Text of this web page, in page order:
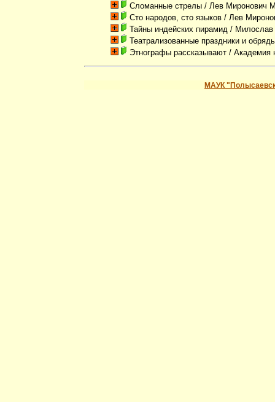
Сломанные стрелы / Лев Миронович
Сто народов, сто языков / Лев
Тайны индейских пирамид / Милослав
Театрализованные праздники и
Этнографы рассказывают / Академия
МАУК